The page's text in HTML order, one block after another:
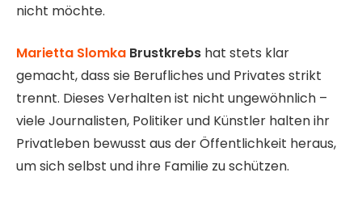
nicht möchte.
Marietta Slomka Brustkrebs hat stets klar
gemacht, dass sie Berufliches und Privates strikt
trennt. Dieses Verhalten ist nicht ungewöhnlich –
viele Journalisten, Politiker und Künstler halten ihr
Privatleben bewusst aus der Öffentlichkeit heraus,
um sich selbst und ihre Familie zu schützen.